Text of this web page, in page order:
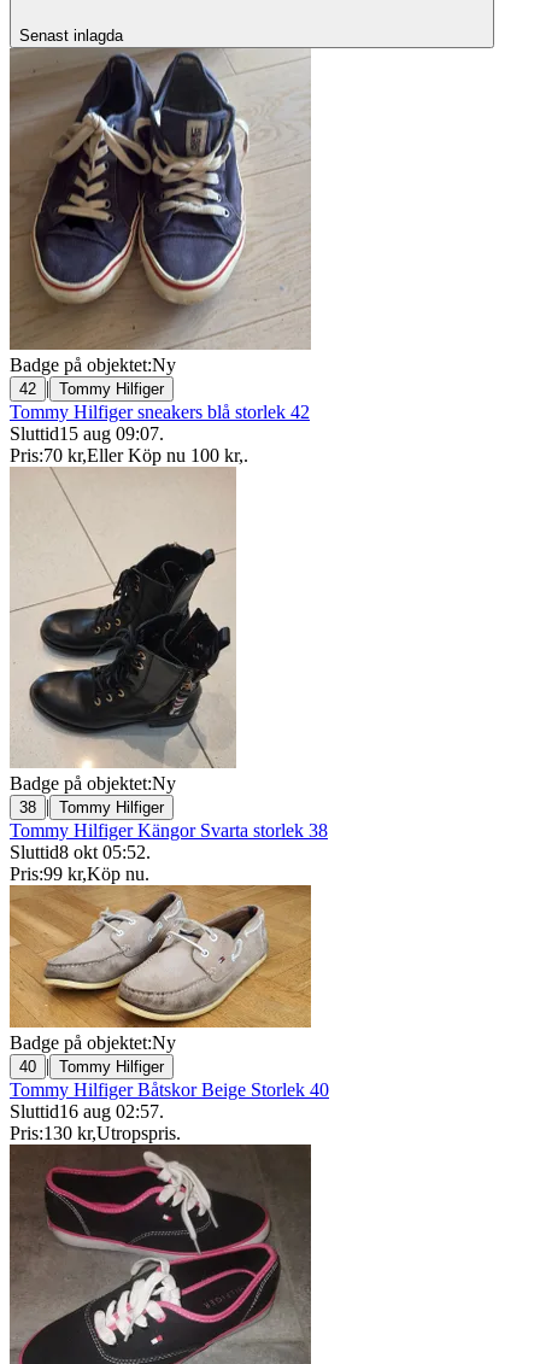
Senast inlagda
Badge på objektet:Ny
42 | Tommy Hilfiger
Tommy Hilfiger sneakers blå storlek 42
Sluttid15 aug 09:07.
Pris:70 kr,Eller Köp nu 100 kr,.
Badge på objektet:Ny
38 | Tommy Hilfiger
Tommy Hilfiger Kängor Svarta storlek 38
Sluttid8 okt 05:52.
Pris:99 kr,Köp nu.
Badge på objektet:Ny
40 | Tommy Hilfiger
Tommy Hilfiger Båtskor Beige Storlek 40
Sluttid16 aug 02:57.
Pris:130 kr,Utropspris.